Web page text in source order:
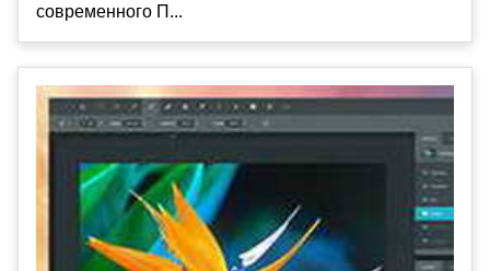
современного П...